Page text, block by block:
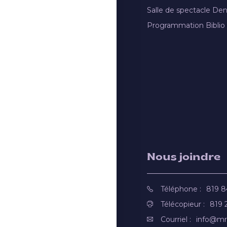
Salle de spectacle
Programmation Biblio
Nous joindre
Téléphone :
819
Télécopieur :
819
Courriel :